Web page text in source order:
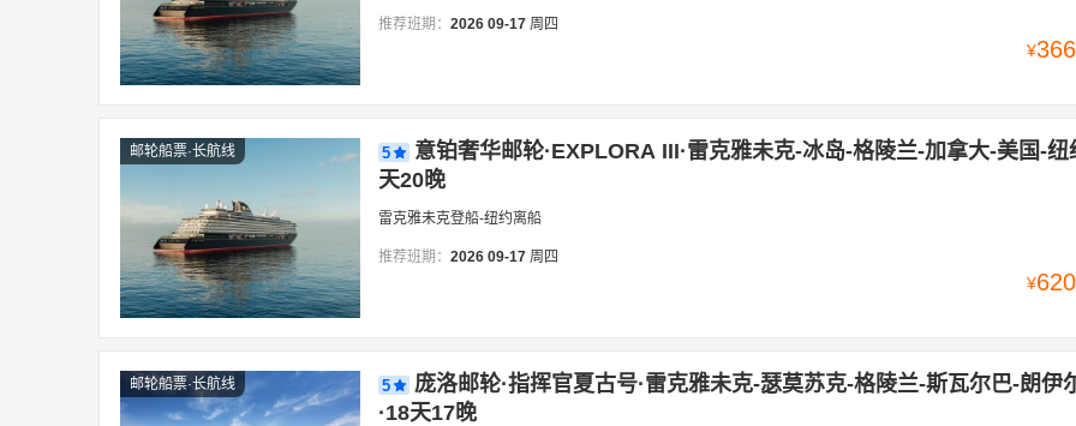
推荐班期： 2026 09-17 周四
¥
邮轮船票·长航线 5
意铂奢华邮轮·EXPLORA III·雷克雅未克-冰岛-格陵兰-加拿大-美国-纽
天20晚
雷克雅未克登船-纽约离船
推荐班期： 2026 09-17 周四
¥
邮轮船票·长航线 5
庞洛邮轮·指挥官夏古号·雷克雅未克-瑟莫苏克-格陵兰-斯瓦尔巴-朗伊
·18天17晚